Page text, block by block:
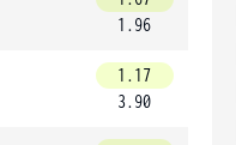
1.96
1.17
3.90